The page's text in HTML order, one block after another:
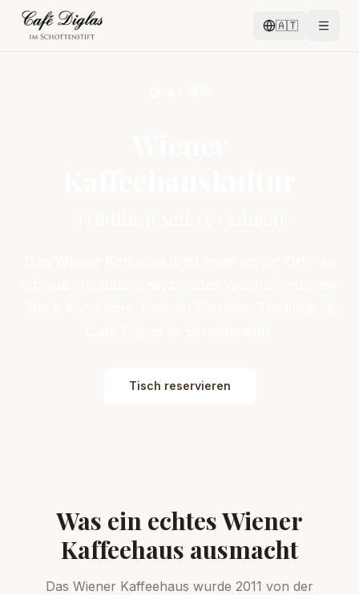
🇦🇹
Tisch reservieren
Was ein echtes Wiener
Kaffeehaus ausmacht
Das Wiener Kaffeehaus wurde 2011 von der